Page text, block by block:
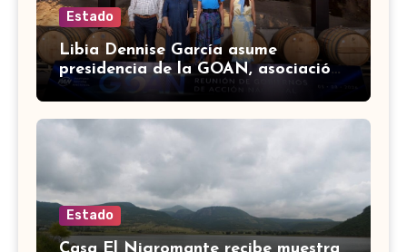
Estado
Libia Dennise García asume
presidencia de la GOAN, asociación
de gobernadores de Acción
Nacional
Estado